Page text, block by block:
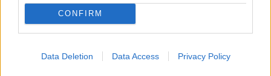
CONFIRM
Data Deletion Data Access Privacy Policy